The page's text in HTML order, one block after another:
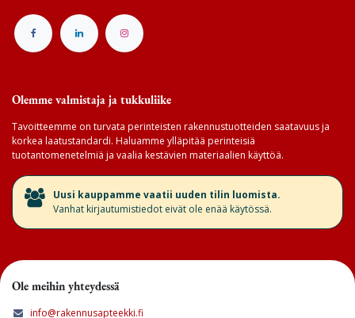
Olemme valmistaja ja tukkuliike
Tavoitteemme on turvata perinteisten rakennustuotteiden saatavuus ja
korkea laatustandardi. Haluamme ylläpitää perinteisiä
tuotantomenetelmiä ja vaalia kestävien materiaalien käyttöä.
​Uusi kauppamme vaatii uuden tilin luomista.
Vanhat kirjautumistiedot eivät ole enää käytössä.
Ole meihin yhteydessä
info@rakennusapteekki.fi